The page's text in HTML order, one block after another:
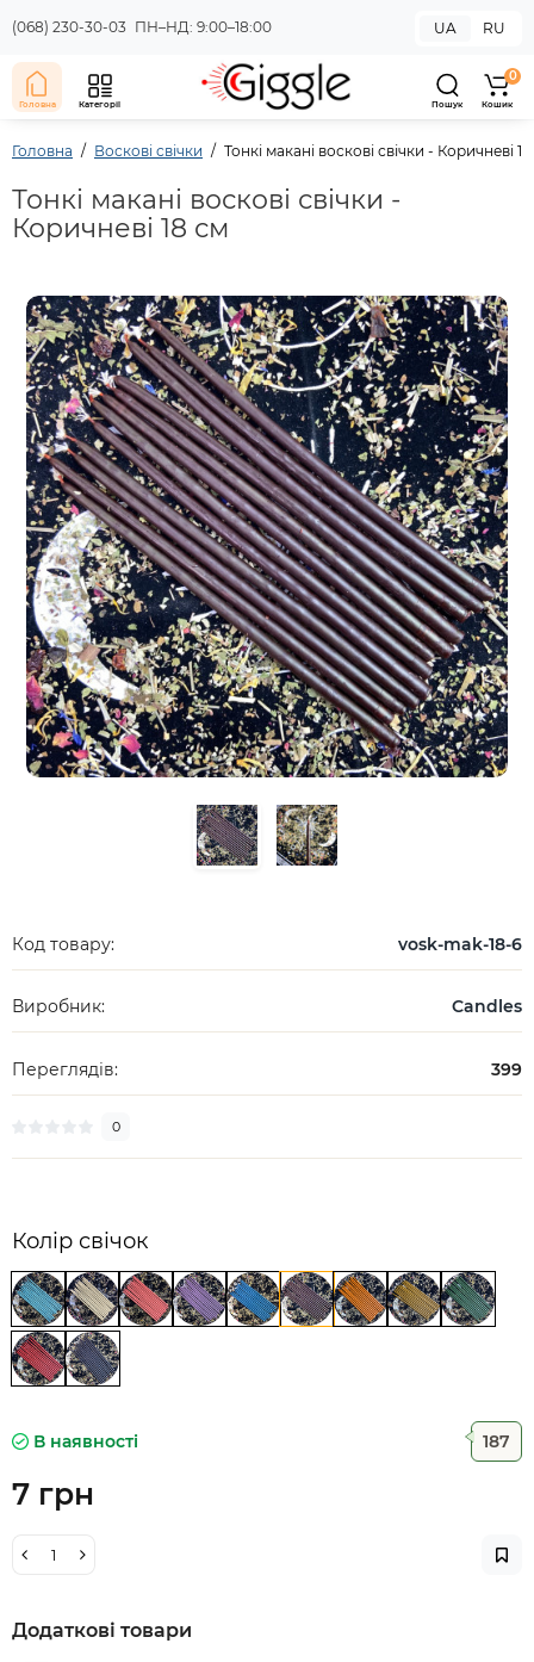
(068) 230-30-03 ПН–НД: 9:00–18:00 UA RU
Головна Категорії Пошук
0
Кошик
Головна Воскові свічки Тонкі макані воскові свічки - Коричневі
Тонкі макані воскові свічки -
Коричневі 18 см
Код товару: vosk-mak-18-6
Виробник: Candles
Переглядів: 399
0
Колір свічок
В наявності 187
7 грн
Додаткові товари